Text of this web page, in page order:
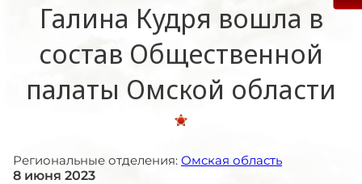
Галина Кудря вошла в
состав Общественной
палаты Омской области
Региональные отделения: Омская область
8 июня 2023